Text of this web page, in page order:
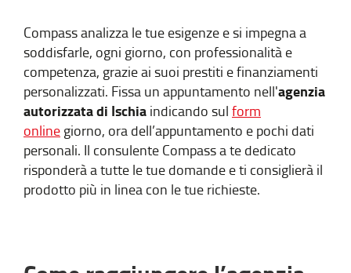
Compass analizza le tue esigenze e si impegna a
soddisfarle, ogni giorno, con professionalità e
competenza, grazie ai suoi prestiti e finanziamenti
personalizzati. Fissa un appuntamento nell'agenzia
autorizzata di Ischia indicando sul form
online giorno, ora dell’appuntamento e pochi dati
personali. Il consulente Compass a te dedicato
risponderà a tutte le tue domande e ti consiglierà il
prodotto più in linea con le tue richieste.